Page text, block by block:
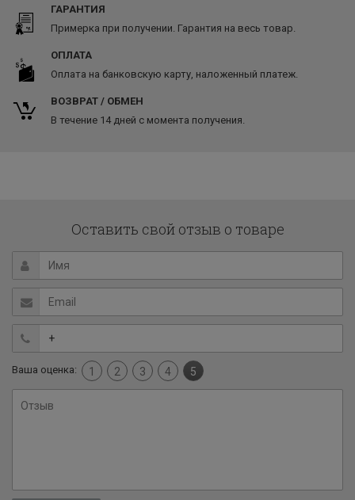
ГАРАНТИЯ
Примерка при получении. Гарантия на весь товар.
ОПЛАТА
Оплата на банковскую карту, наложенный платеж.
ВОЗВРАТ / ОБМЕН
В течение 14 дней с момента получения.
Оставить свой отзыв о товаре
Ваша оценка: 1 2 3 4 5